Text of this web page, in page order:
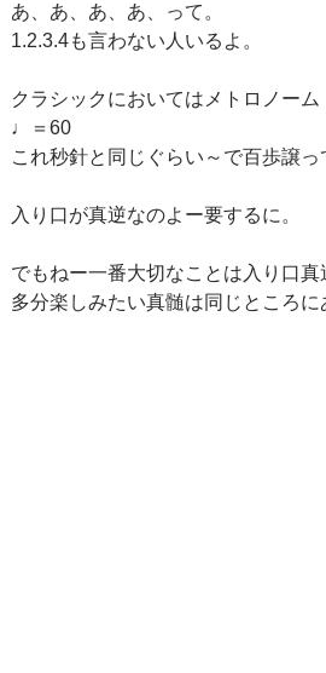
あ、あ、あ、あ、って。
1.2.3.4も言わない人いるよ。
クラシックにおいてはメトロノーム
♩＝60
これ秒針と同じぐらい～で百歩譲っ
入り口が真逆なのよー要するに。
でもねー一番大切なことは入り口
多分楽しみたい真髄は同じところ